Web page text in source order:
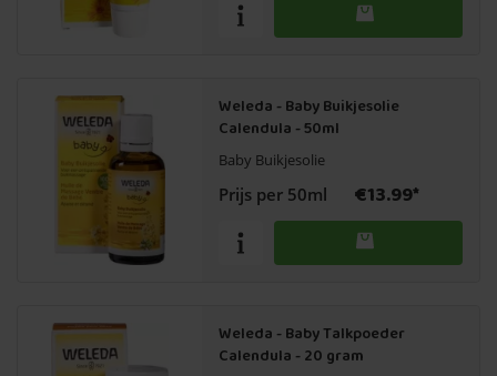
Weleda - Baby Buikjesolie
Calendula - 50ml
Baby Buikjesolie
Prijs per 50ml €13.99*
Weleda - Baby Talkpoeder
Calendula - 20 gram